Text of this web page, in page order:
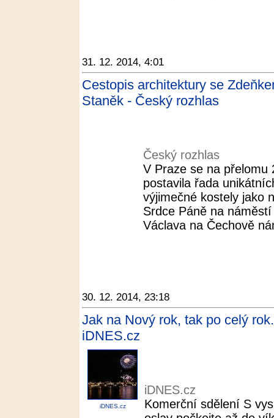
31. 12. 2014, 4:01
Cestopis architektury se
Staněk - Český rozhlas
Český rozhlas
V Praze se na přelomu
postavila řada
výjimečné kostely jako
Srdce Páně na
Václava na Čechově
30. 12. 2014, 23:18
Jak na Nový rok, tak po celý
iDNES.cz
iDNES.cz
iDNES.cz
Komerční sdělení S